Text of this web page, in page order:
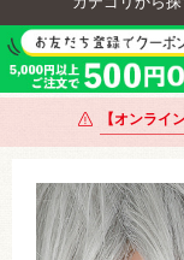
【オンライ